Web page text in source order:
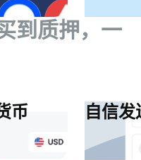
到质押，一
币 自信